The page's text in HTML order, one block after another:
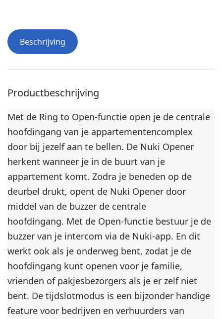
Beschrijving
Productbeschrijving
Met de Ring to Open-functie open je de centrale
hoofdingang van je appartementencomplex
door bij jezelf aan te bellen. De Nuki Opener
herkent wanneer je in de buurt van je
appartement komt. Zodra je beneden op de
deurbel drukt, opent de Nuki Opener door
middel van de buzzer de centrale
hoofdingang. Met de Open-functie bestuur je de
buzzer van je intercom via de Nuki-app. En dit
werkt ook als je onderweg bent, zodat je de
hoofdingang kunt openen voor je familie,
vrienden of pakjesbezorgers als je er zelf niet
bent. De tijdslotmodus is een bijzonder handige
feature voor bedrijven en verhuurders van